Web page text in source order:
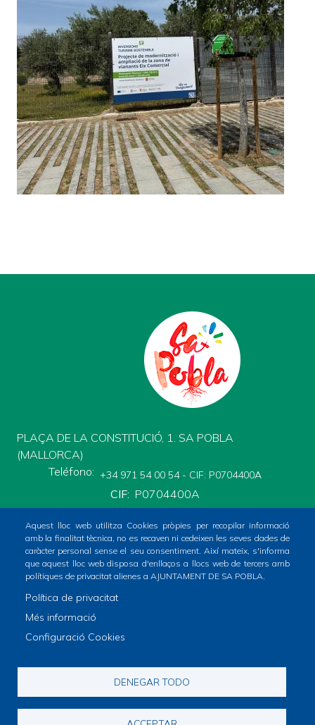
Footer
menu
1
-
2
Inicio
Què fer?
PLAÇA DE LA CONSTITUCIÓ, 1. SA POBLA
(MALLORCA)
Teléfono
+34 971 54 00 54 - CIF: P0704400A
CIF P0704400A
Aquest lloc web utilitza Cookies pròpies per recopilar informació
amb la finalitat tècnica, no es recaven ni cedeixen les seves dades de
caràcter personal sense el seu consentiment. Així mateix, s'informa
que aquest lloc web disposa d'enllaços a llocs web de tercers amb
polítiques de privacitat alienes a AJUNTAMENT DE SA POBLA.
Política de privacitat
Més informació
Configuració Cookies
DENEGAR TODO
© Ayuntamiento de sa Pobla
Footer
Avís legal
Política de Cookies
Política de Xarxes Socials
Política de privacitat